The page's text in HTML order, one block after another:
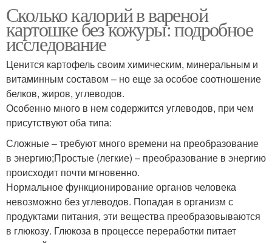
Сколько калорий в вареной
картошке без кожуры: подробное
исследование
Ценится картофель своим химическим, минеральным и
витаминным составом – но еще за особое соотношение
белков, жиров, углеводов.
Особенно много в нем содержится углеводов, при чем
присутствуют оба типа:
Сложные – требуют много времени на преобразование
в энергию;Простые (легкие) – преобразование в энергию
происходит почти мгновенно.
Нормальное функционирование органов человека
невозможно без углеводов. Попадая в организм с
продуктами питания, эти вещества преобразовываются
в глюкозу. Глюкоза в процессе переработки питает